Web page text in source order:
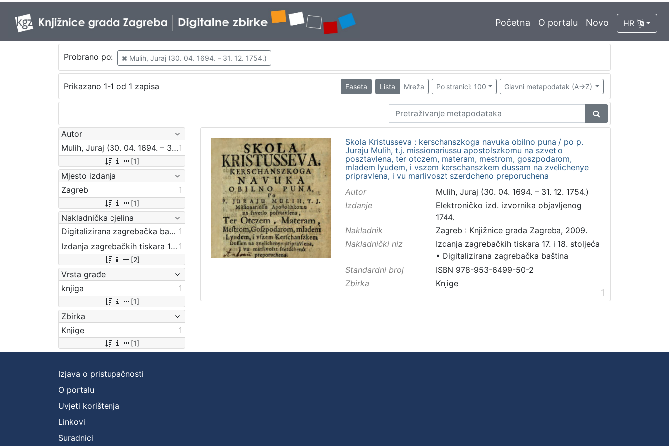
Početna O portalu Novo HR
Probrano po: Mulih, Juraj (30. 04. 1694. – 31. 12. 1754.)
Prikazano 1-1 od 1 zapisa Faseta Lista Mreža Po stranici: 100 Glavni metapodatak (A->Z)
Autor
Mulih, Juraj (30. 04. 1694. – 31. 12. 1754.)1
[1]
Mjesto izdanja
Zagreb
1
[1]
Nakladnička cjelina
Digitalizirana zagrebačka baština 1
Izdanja zagrebačkih tiskara 17. i 18. stoljeća 1
[2]
Vrsta građe
knjiga
1
[1]
Zbirka
Knjige
1
[1]
Skola Kristusseva : kerschanszkoga navuka obilno puna / po p.
Juraju Mulih, t.j. missionariussu apostolszkomu na szvetlo
posztavlena, ter otczem, materam, mestrom, goszpodarom,
mladem lyudem, i vszem kerschanszkem dussam na zvelichenye
pripravlena, i vu marlivoszt szerdcheno preporuchena
Autor
Mulih, Juraj (30. 04. 1694. – 31. 12. 1754.)
Izdanje
Elektroničko izd. izvornika objavljenog
1744.
Nakladnik
Zagreb : Knjižnice grada Zagreba, 2009.
Nakladnički niz
Izdanja zagrebačkih tiskara 17. i 18. stoljeća
• Digitalizirana zagrebačka baština
Standardni broj
ISBN 978-953-6499-50-2
Zbirka
Knjige
1
Izjava o pristupačnosti
O portalu
Uvjeti korištenja
Linkovi
Suradnici